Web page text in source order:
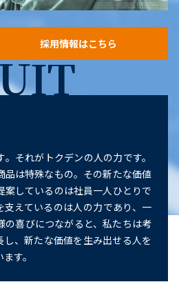
採用情報はこちら
それがトクデンの人の力です。
品は特殊なもの。その新たな価値
案しているのは社員一人ひとりで
支えているのは人の力であり、一
の喜びにつながると、私たちは考
し、新たな価値を生み出せる人を
す。